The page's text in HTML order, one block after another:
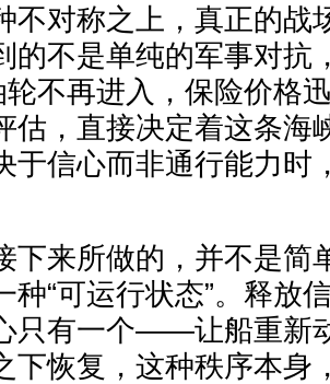
不对称之上，真正的战
的不是单纯的军事对抗
轮不再进入，保险价格
估，直接决定着这条海
于信心而非通行能力时
下来所做的，并不是简
种“可运行状态”。释放
只有一个——让船重新
下恢复，这种秩序本身